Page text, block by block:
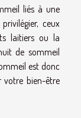
liés à une
ceux
laitiers ou la
de sommeil
est donc
votre bien-être